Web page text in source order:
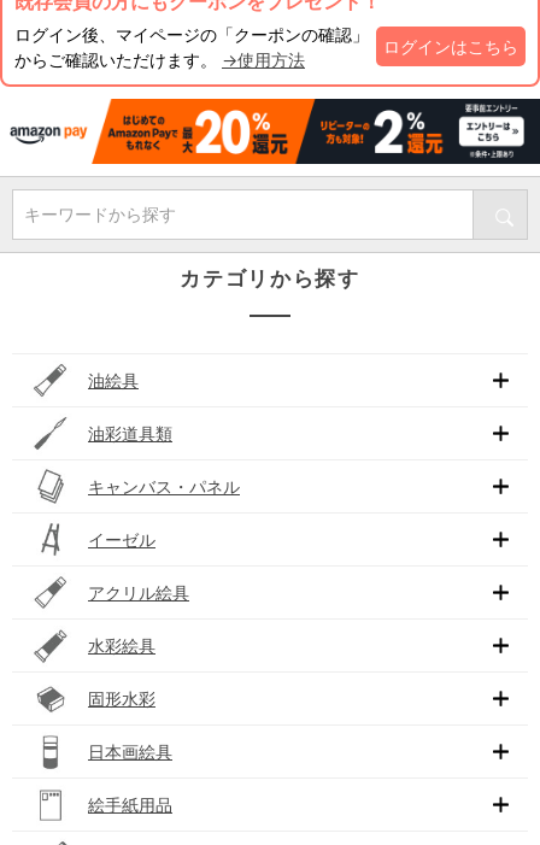
ログイン後、マイページの「クーポンの確認」
からご確認いただけます。 →使用方法
ログインはこちら
キーワードから探す
カテゴリから探す
油絵具
油彩道具類
キャンバス・パネル
イーゼル
アクリル絵具
水彩絵具
固形水彩
日本画絵具
絵手紙用品